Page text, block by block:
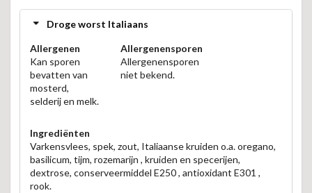
Droge worst Italiaans
Allergenen
Kan sporen
bevatten van
mosterd,
selderij en melk.
Allergenensporen
Allergenensporen
niet bekend.
Ingrediënten
Varkensvlees, spek, zout, Italiaanse kruiden o.a. oregano,
basilicum, tijm, rozemarijn , kruiden en specerijen,
dextrose, conserveermiddel E250 , antioxidant E301 ,
rook.